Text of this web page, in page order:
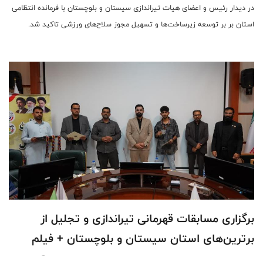
در دیدار رئیس و اعضای هیات تیراندازی سیستان و بلوچستان با فرمانده انتظامی
استان بر بر توسعه زیرساخت‌ها و تسهیل مجوز سلاح‌های ورزشی تاکید شد.
برگزاری مسابقات قهرمانی تیراندازی و تجلیل از
برترین‌های استان سیستان و بلوچستان + فیلم